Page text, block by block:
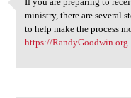
If you are preparing
ministry, there are several
to help make the process
https://RandyGoodwin.org